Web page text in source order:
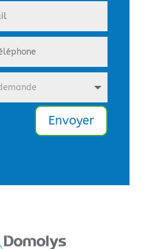
Envoyer